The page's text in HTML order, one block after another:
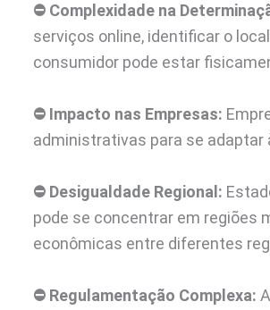
⛔ Complexidade na
serviços online, identificar o
consumidor pode estar
⛔ Impacto nas Empresas:
administrativas para se adaptar
⛔ Desigualdade Regional:
pode se concentrar em regiões
econômicas entre diferentes
⛔ Regulamentação Complexa: